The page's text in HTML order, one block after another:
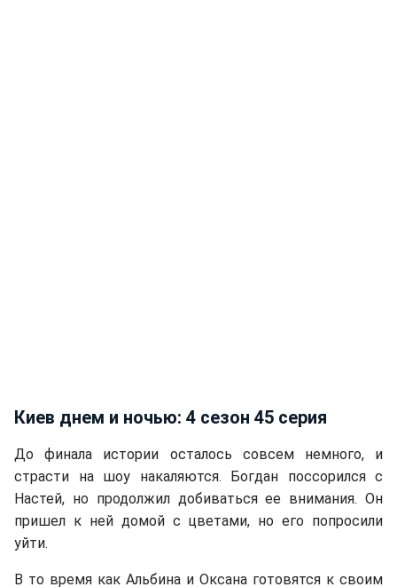
Киев днем и ночью: 4 сезон 45 серия
До финала истории осталось совсем немного, и
страсти на шоу накаляются. Богдан поссорился с
Настей, но продолжил добиваться ее внимания. Он
пришел к ней домой с цветами, но его попросили
уйти.
В то время как Альбина и Оксана готовятся к своим